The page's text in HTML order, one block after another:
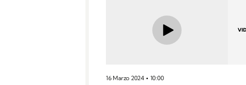
16 Marzo 2024 10:00